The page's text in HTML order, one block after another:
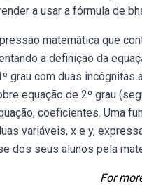
a usar a fórmula de
matemática que
a definição da
grau com duas
equação de 2º grau
coeficientes. Uma
variáveis, x e y,
dos seus alunos pela
For